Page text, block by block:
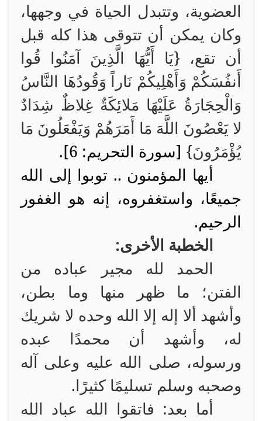
العضوية، وتتبدل الحياة في وجهها،
وكان يمكن أن تتوقى هذا كله قبل
أن تقع، {يَا أَيُّهَا الَّذِينَ آمَنُوا قُوا
أَنفُسَكُمْ وَأَهْلِيكُمْ نَاراً وَقُودُهَا النَّاسُ
وَالْحِجَارَةُ عَلَيْهَا مَلائِكَةٌ غِلاظٌ شِدَادٌ
لا يَعْصُونَ اللَّهَ مَا أَمَرَهُمْ وَيَفْعَلُونَ مَا
يُؤْمَرُونَ} [سورة التحريم: 6].
أيها المؤمنون .. توبوا إلى الله
جميعًا، واستغفروه، إنه هو الغفور
الرحيم.
الخطبة الأخرى:
الحمد لله مجير عباده من
الفتن؛ ما ظهر منها وما بطن،
وأشهد ألا إله إلا الله وحده لا شريك
له، وأشهد أن محمدًا عبده
ورسوله، صلى الله عليه وعلى آله
وصحبه وسلم تسليمًا كثيرًا.
أما بعد: فاتقوا الله عباد الله